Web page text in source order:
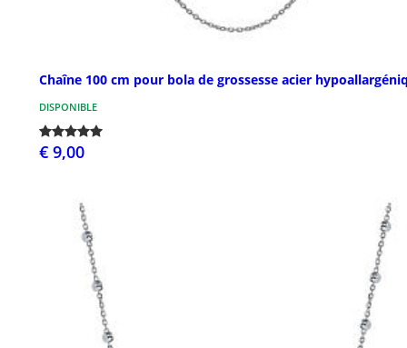
Chaîne 100 cm pour bola de grossesse acier
DISPONIBLE
€ 9,00